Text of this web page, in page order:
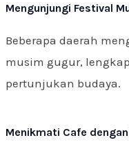
Mengunjungi Festival
Beberapa daerah
musim gugur,
pertunjukan budaya.
Menikmati Cafe